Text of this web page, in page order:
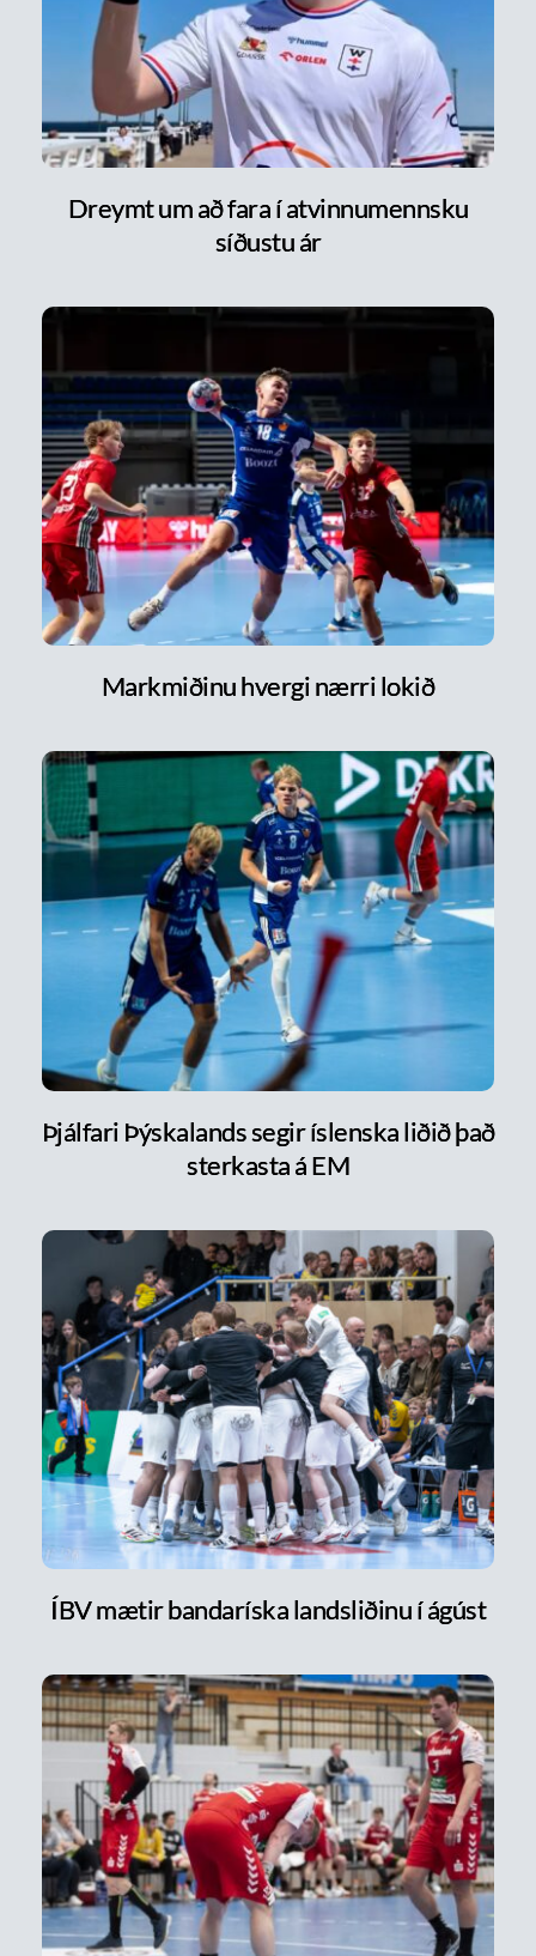
Dreymt um að fara í atvinnumennsku
síðustu ár
Markmiðinu hvergi nærri lokið
Þjálfari Þýskalands segir íslenska liðið það
sterkasta á EM
ÍBV mætir bandaríska landsliðinu í ágúst